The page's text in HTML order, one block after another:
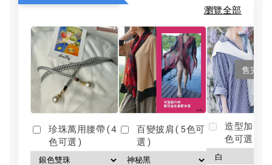
瀏覽全部
珍珠萬用腰帶(4
色可選)
百變披肩(5色可
選)
售完
造型加分
色可選)